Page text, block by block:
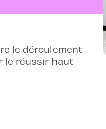
le déroulement
le réussir haut